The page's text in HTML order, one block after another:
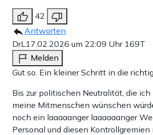
42
Antworten
DrL17.02.2026 um 22:09 Uhr 169T
Melden
Gut so. Ein kleiner Schritt in die
Bis zur politischen Neutralität, die ich
meine Mitmenschen wünschen
noch ein laaaaanger laaaaaanger
Personal und diesen